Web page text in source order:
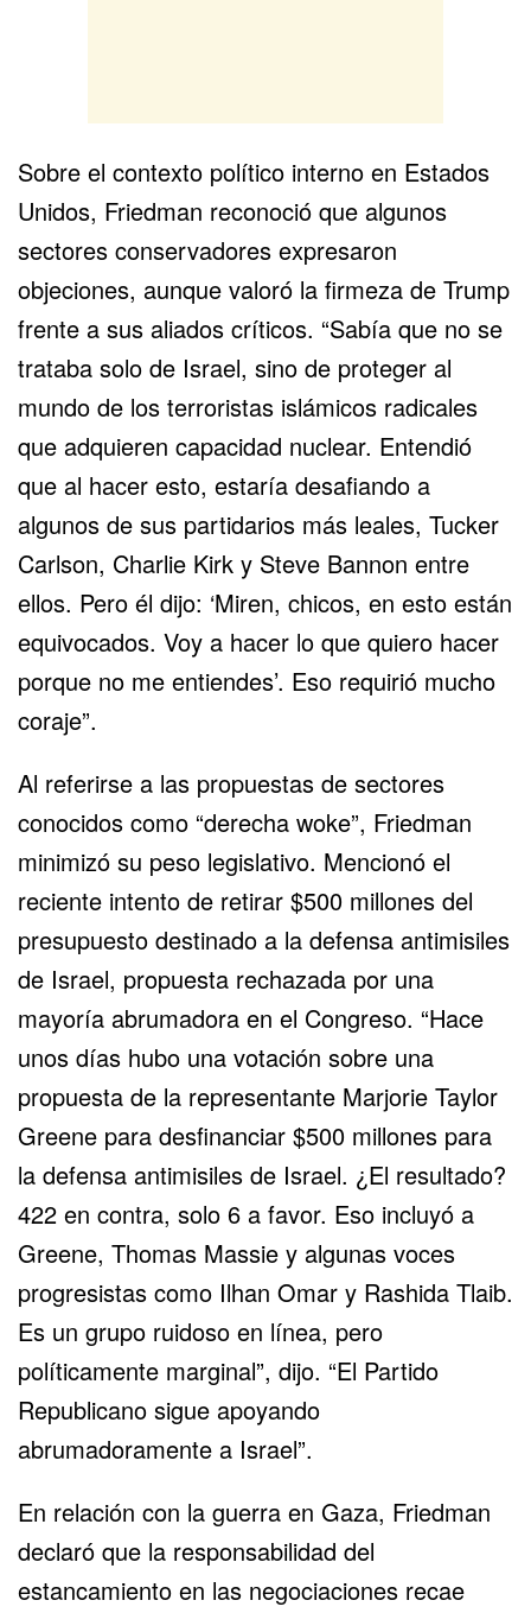
Sobre el contexto político interno en Estados
Unidos, Friedman reconoció que algunos
sectores conservadores expresaron
objeciones, aunque valoró la firmeza de Trump
frente a sus aliados críticos. “Sabía que no se
trataba solo de Israel, sino de proteger al
mundo de los terroristas islámicos radicales
que adquieren capacidad nuclear. Entendió
que al hacer esto, estaría desafiando a
algunos de sus partidarios más leales, Tucker
Carlson, Charlie Kirk y Steve Bannon entre
ellos. Pero él dijo: ‘Miren, chicos, en esto están
equivocados. Voy a hacer lo que quiero hacer
porque no me entiendes’. Eso requirió mucho
coraje”.
Al referirse a las propuestas de sectores
conocidos como “derecha woke”, Friedman
minimizó su peso legislativo. Mencionó el
reciente intento de retirar $500 millones del
presupuesto destinado a la defensa antimisiles
de Israel, propuesta rechazada por una
mayoría abrumadora en el Congreso. “Hace
unos días hubo una votación sobre una
propuesta de la representante Marjorie Taylor
Greene para desfinanciar $500 millones para
la defensa antimisiles de Israel. ¿El resultado?
422 en contra, solo 6 a favor. Eso incluyó a
Greene, Thomas Massie y algunas voces
progresistas como Ilhan Omar y Rashida Tlaib.
Es un grupo ruidoso en línea, pero
políticamente marginal”, dijo. “El Partido
Republicano sigue apoyando
abrumadoramente a Israel”.
En relación con la guerra en Gaza, Friedman
declaró que la responsabilidad del
estancamiento en las negociaciones recae